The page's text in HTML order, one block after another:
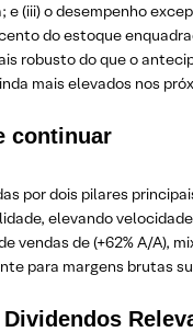
(iii) o desempenho
do estoque
robusto do que o
mais elevados nos
continuar
por dois pilares
elevando
de (+62% A/A),
para margens brutas